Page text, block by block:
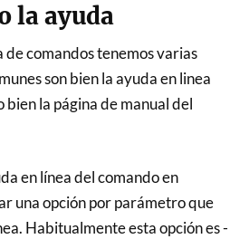
la ayuda
comandos tenemos varias
son bien la ayuda en linea
bien la página de manual del
en línea del comando en
una opción por parámetro que
Habitualmente esta opción es -